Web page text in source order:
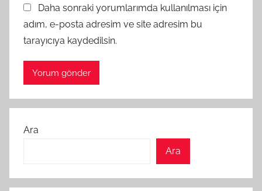
Daha sonraki yorumlarımda kullanılması için
adım, e-posta adresim ve site adresim bu
tarayıcıya kaydedilsin.
Ara
Ara